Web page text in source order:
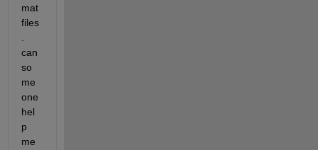
mat
files
can
so
me
one
hel
p
me